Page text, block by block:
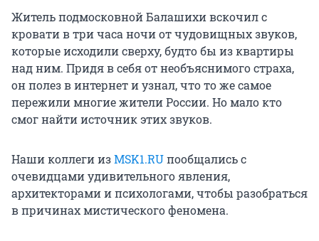
Житель подмосковной Балашихи вскочил с
кровати в три часа ночи от чудовищных звуков,
которые исходили сверху, будто бы из квартиры
над ним. Придя в себя от необъяснимого страха,
он полез в интернет и узнал, что тоже самое
пережили многие жители России. Но мало кто
смог найти источник этих звуков.
Наши коллеги изMSK1.RUпообщались с
очевидцами удивительного явления,
архитекторами и психологами, чтобы разобраться
в причинах мистического феномена.